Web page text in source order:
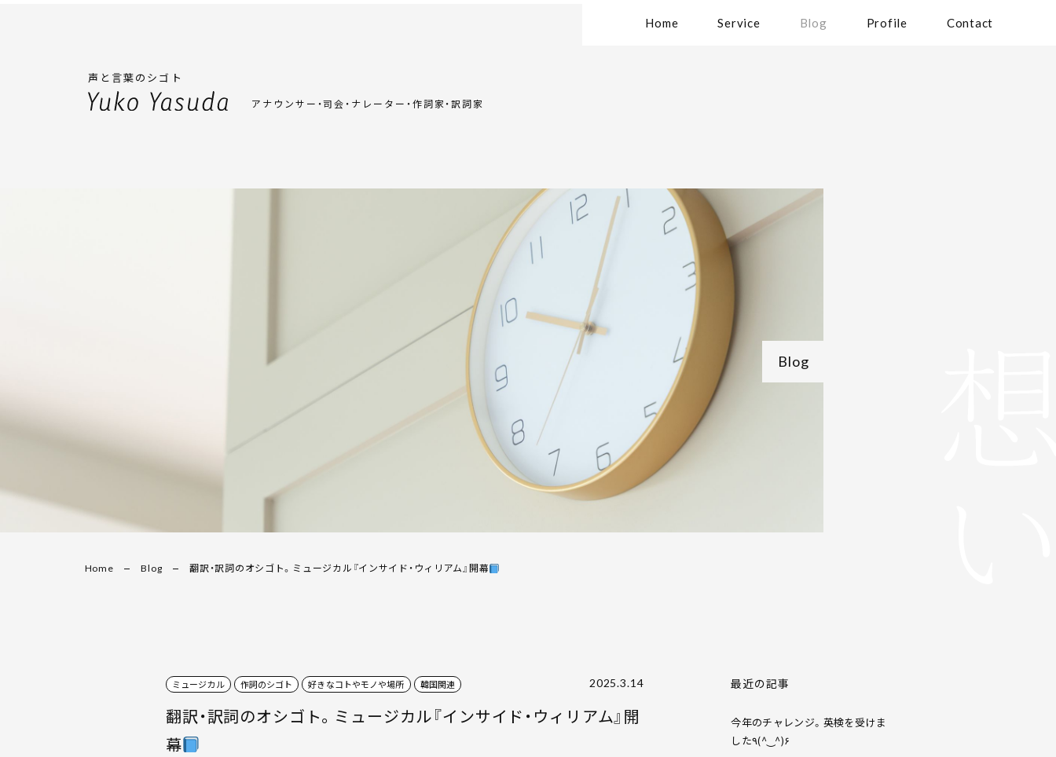
声と言葉のシゴト
アナウンサー・司会・ナレーター・作詞家・訳詞家
Home Service Blog Profile Contact
Blog
Home Blog 翻訳・訳詞のオシゴト。ミュージカル『インサイド・ウィリアム』開幕
ミュージカル 作詞のシゴト 好きなコトやモノや場所 韓国関連 2025.3.14
翻訳・訳詞のオシゴト。ミュージカル『インサイド・ウィリアム』開
幕
最近の記事
今年のチャレンジ。英検を受けま
した٩(^‿^)۶